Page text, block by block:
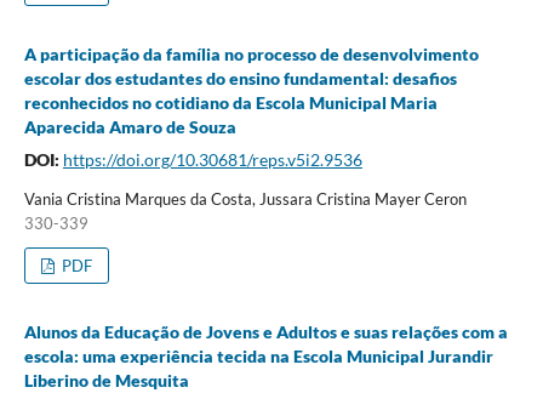
A participação da família no processo de desenvolvimento
escolar dos estudantes do ensino fundamental: desafios
reconhecidos no cotidiano da Escola Municipal Maria
Aparecida Amaro de Souza
DOI: https://doi.org/10.30681/reps.v5i2.9536
Vania Cristina Marques da Costa, Jussara Cristina Mayer Ceron
330-339
PDF
Alunos da Educação de Jovens e Adultos e suas relações com a
escola: uma experiência tecida na Escola Municipal Jurandir
Liberino de Mesquita